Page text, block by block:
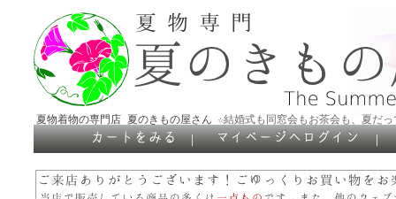
夏物着物の専門店 夏のきもの屋さん ☆結婚式も同窓会もお茶会も、夏だ
｜ ｜